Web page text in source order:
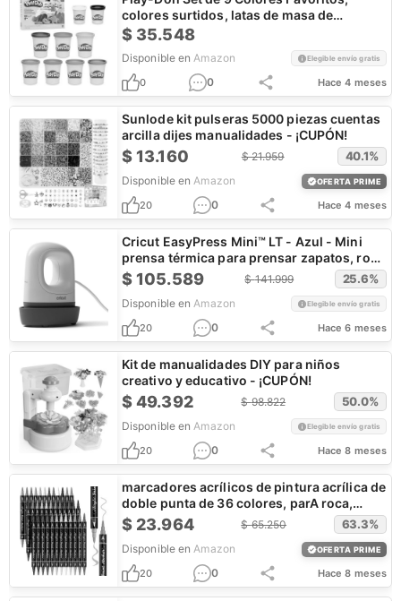
colores surtidos, latas de masa de
modelar
$ 35.548
Disponible en Amazon Elegible envío gratis
0 0 Hace 4 meses
Sunlode kit pulseras 5000 piezas cuentas
arcilla dijes manualidades - ¡CUPÓN!
$13.160 $21.959 40.1%
Disponible en Amazon OFERTA PRIME
20 0 Hace 4 meses
Cricut EasyPress Mini™ LT - Azul - Mini
prensa térmica para prensar zapatos, ropa
de bebé, camisetas y más - Fácil de usar
con una sola configuración
$105.589 $141.999 25.6%
Disponible en Amazon Elegible envío gratis
20 0 Hace 6 meses
Kit de manualidades DIY para niños
creativo y educativo - ¡CUPÓN!
$49.392 $98.822 50.0%
Disponible en Amazon Elegible envío gratis
20 0 Hace 8 meses
marcadores acrílicos de pintura acrílica de
doble punta de 36 colores, parA roca,
madera, vidrio, plástico, tela, kit de pintura
de cerámica, suministros de
manualidades
$ 23.964 $65.250 63.3%
Disponible en Amazon OFERTA PRIME
20 0 Hace 8 meses